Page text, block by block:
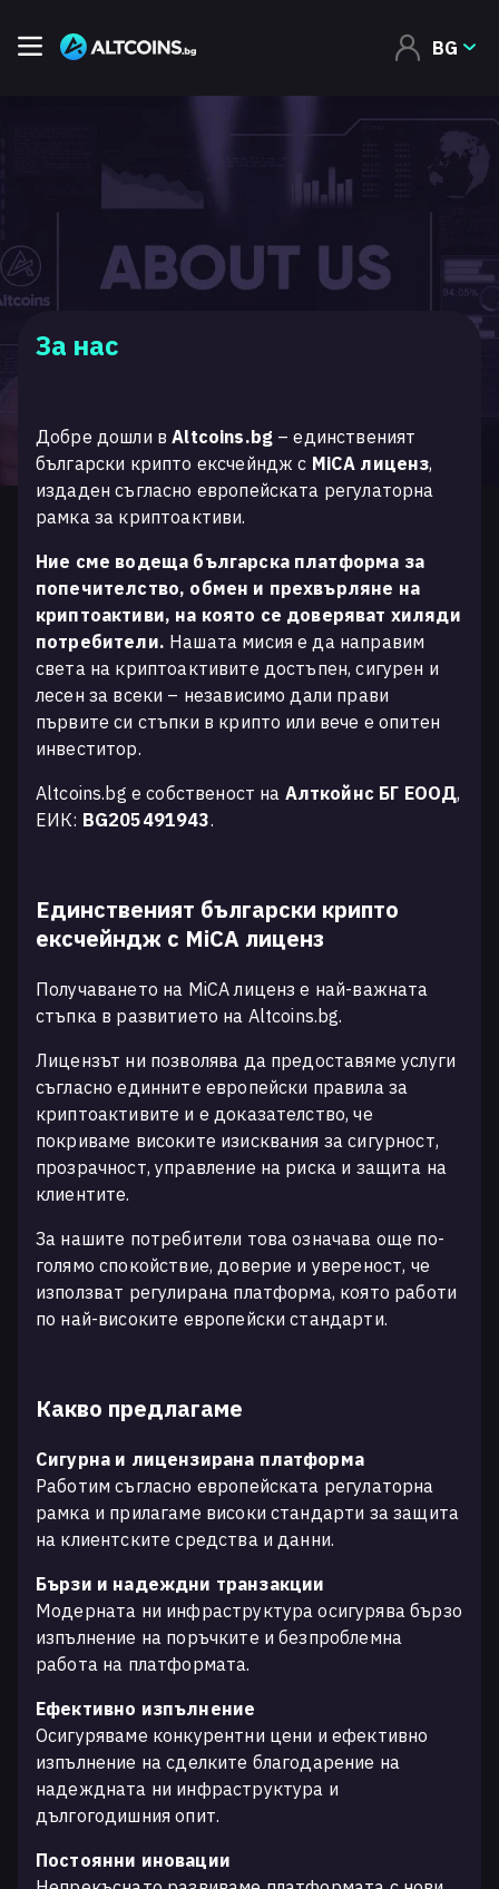
BG
За нас
Добре дошли вAltcoins.bg – единственият
български крипто ексчейндж с MiCA лиценз,
издаден съгласно европейската регулаторна
рамка за криптоактиви.
Ние сме водеща българска платформа за
попечителство, обмен и прехвърляне на
криптоактиви, на която се доверяват хиляди
потребители. Нашата мисия е да направим
света на криптоактивите достъпен, сигурен и
лесен за всеки – независимо дали прави
първите си стъпки в крипто или вече е опитен
инвеститор.
Altcoins.bg е собственост на Алткойнс БГ ЕООД,
ЕИК: BG205491943.
Единственият български крипто
ексчейндж с MiCA лиценз
Получаването на MiCA лиценз е най-важната
стъпка в развитието на Altcoins.bg.
Лицензът ни позволява да предоставяме услуги
съгласно единните европейски правила за
криптоактивите и е доказателство, че
покриваме високите изисквания за сигурност,
прозрачност, управление на риска и защита на
клиентите.
За нашите потребители това означава още по-
голямо спокойствие, доверие и увереност, че
използват регулирана платформа, която работи
по най-високите европейски стандарти.
Какво предлагаме
Сигурна и лицензирана платформа
Работим съгласно европейската регулаторна
рамка и прилагаме високи стандарти за защита
на клиентските средства и данни.
Бързи и надеждни транзакции
Модерната ни инфраструктура осигурява бързо
изпълнение на поръчките и безпроблемна
работа на платформата.
Ефективно изпълнение
Осигуряваме конкурентни цени и ефективно
изпълнение на сделките благодарение на
надеждната ни инфраструктура и
дългогодишния опит.
Постоянни иновации